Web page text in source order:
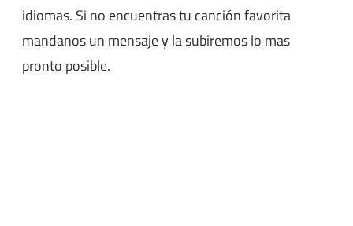
idiomas. Si no encuentras tu canción favorita
mandanos un mensaje y la subiremos lo mas
pronto posible.